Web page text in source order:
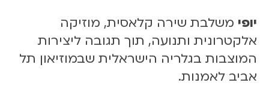
יופי משלבת שירה קלאסית, מוזיקה
אלקטרונית ותנועה, תוך תגובה ליצירות
המוצבות בגלריה הישראלית שבמוזיאון תל
אביב לאמנות.